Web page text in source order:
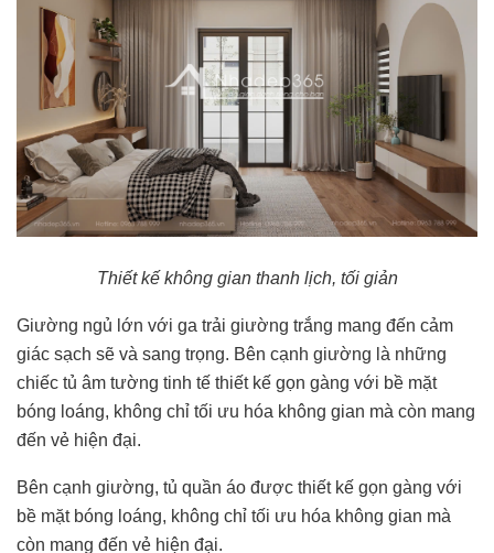
Thiết kế không gian thanh lịch, tối giản
Giường ngủ lớn với ga trải giường trắng mang đến cảm
giác sạch sẽ và sang trọng. Bên cạnh giường là những
chiếc tủ âm tường tinh tế thiết kế gọn gàng với bề mặt
bóng loáng, không chỉ tối ưu hóa không gian mà còn mang
đến vẻ hiện đại.
Bên cạnh giường, tủ quần áo được thiết kế gọn gàng với
bề mặt bóng loáng, không chỉ tối ưu hóa không gian mà
còn mang đến vẻ hiện đại.